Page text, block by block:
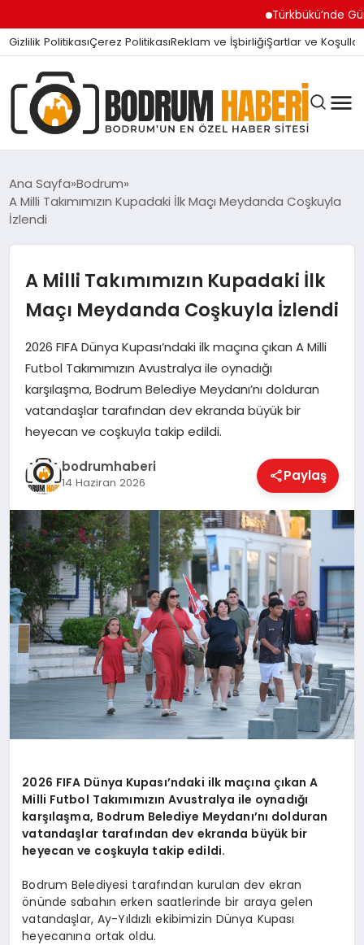
Türkbükü’nde Gündem
Gizlilik PolitikasıÇerez PolitikasıReklam ve İşbirliğiŞartlar ve Koşullar
BODRUM BODRUM
SIYASET
MAGAZIN
KÖŞE YAZILARI
YAŞAM
SPOR
MUĞLA
☰
Ana Sayfa Bodrum
A Milli Takımımızın Kupadaki İlk Maçı Meydanda Coşkuyla
İzlendi
A Milli Takımımızın Kupadaki İlk
Maçı Meydanda Coşkuyla İzlendi
2026 FIFA Dünya Kupası’ndaki ilk maçına çıkan A Milli
Futbol Takımımızın Avustralya ile oynadığı
karşılaşma, Bodrum Belediye Meydanı’nı dolduran
vatandaşlar tarafından dev ekranda büyük bir
heyecan ve coşkuyla takip edildi.
bodrumhaberi
14 Haziran 2026 Paylaş
2026 FIFA Dünya Kupası’ndaki ilk maçına çıkan A
Milli Futbol Takımımızın Avustralya ile oynadığı
karşılaşma, Bodrum Belediye Meydanı’nı dolduran
vatandaşlar tarafından dev ekranda büyük bir
heyecan ve coşkuyla takip edildi.
Bodrum Belediyesi tarafından kurulan dev ekran
önünde sabahın erken saatlerinde bir araya gelen
vatandaşlar, Ay-Yıldızlı ekibimizin Dünya Kupası
heyecanına ortak oldu.